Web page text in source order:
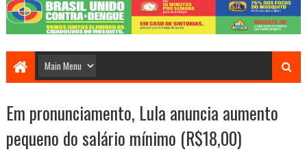
Em pronunciamento, Lula anuncia aumento
pequeno do salário mínimo (R$18,00)